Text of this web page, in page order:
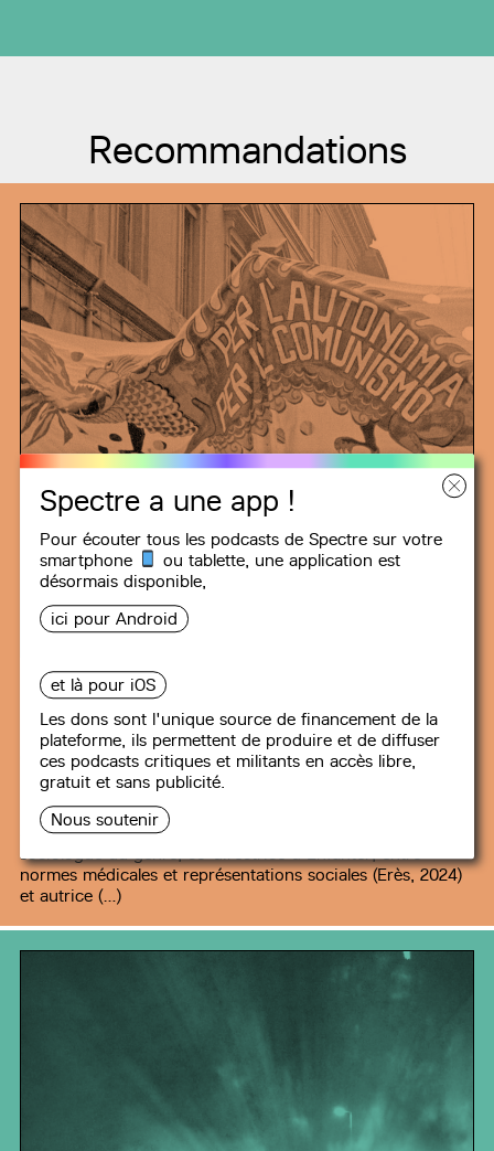
Spectre a une app !
Pour écouter tous les podcasts de Spectre sur votre
smartphone
ou tablette, uneapplication est
désormais disponible,
ici pour Android
et là pour iOS
Les dons sont l'unique source de financement de la
plateforme, ils permettent de produire et de diffuser
ces podcasts critiques et militants en accès libre,
gratuit et sans publicité.
Nous soutenir
Recommandations
SORTIR DU CAPITALISME
#38La grossesse comme travail.
Une analyse sociologique féministe
97 min
Un épisode autour de la grossesse comme travail dans
une perspective sociologique féministe – avec Sofia, co-
animatrice de Sortir du patriarcapitalisme, et Elsa Boulet,
sociologue du genre, co-directrice d’Enfanter, entre
normes médicales et représentations sociales (Erès, 2024)
et autrice (…)